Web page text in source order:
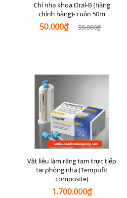
Chỉ nha khoa Oral-B (hàng
chính hãng)- cuộn 50m
50.000₫ 55.000₫
Vật liệu làm răng tạm trực tiếp
tại phòng nha (Tempofit
composite)
1.700.000₫